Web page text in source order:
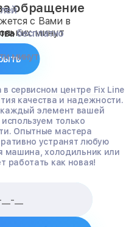
бесплатно
минут
сервисном центре Fix Line
качества и надежности.
элемент вашей
только
Опытные мастера
устранят любую
машина, холодильник или
работать как новая!
обращение
с Вами в
минут